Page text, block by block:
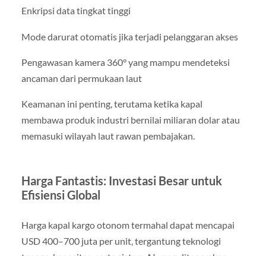
Enkripsi data tingkat tinggi
Mode darurat otomatis jika terjadi pelanggaran akses
Pengawasan kamera 360° yang mampu mendeteksi
ancaman dari permukaan laut
Keamanan ini penting, terutama ketika kapal
membawa produk industri bernilai miliaran dolar atau
memasuki wilayah laut rawan pembajakan.
Harga Fantastis: Investasi Besar untuk
Efisiensi Global
Harga kapal kargo otonom termahal dapat mencapai
USD 400–700 juta per unit, tergantung teknologi